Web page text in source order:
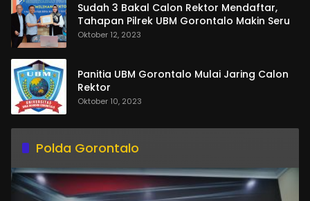
Sudah 3 Bakal Calon Rektor Mendaftar,
Tahapan Pilrek UBM Gorontalo Makin Seru
Oktober 12, 2023
Panitia UBM Gorontalo Mulai Jaring Calon
Rektor
Oktober 10, 2023
Polda Gorontalo